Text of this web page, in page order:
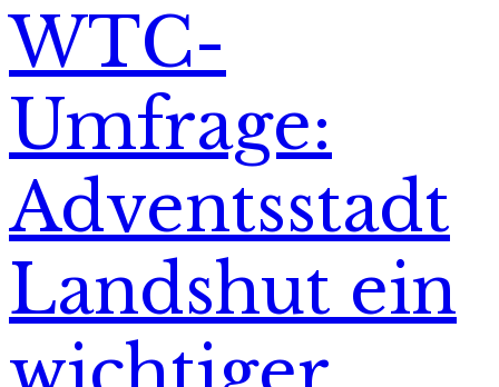
WTC-
Umfrage:
Adventsstadt
Landshut ein